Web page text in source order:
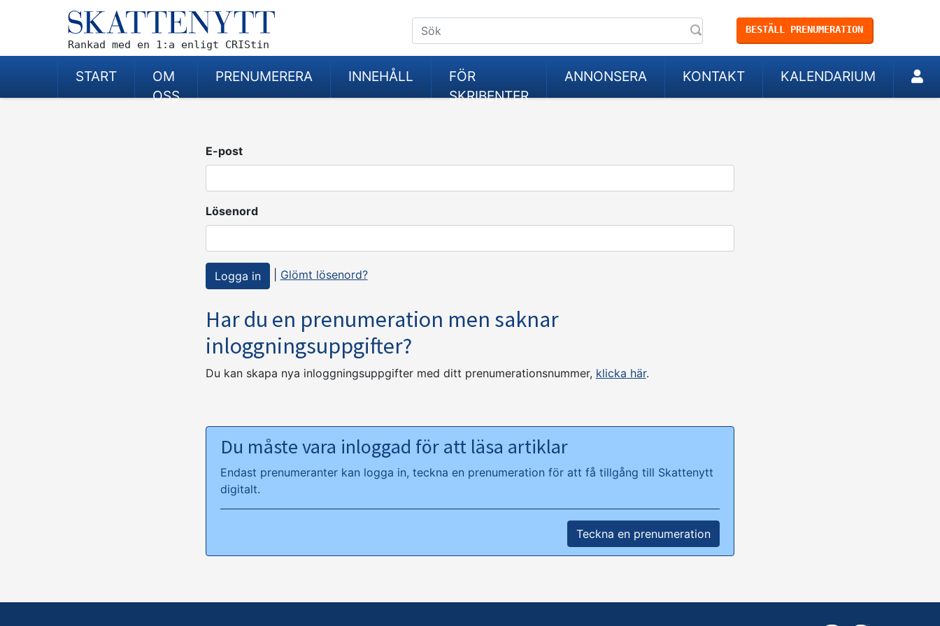
Rankad med en 1:a enligt CRIStin
BESTÄLL PRENUMERATION
START
OM
OSS
PRENUMERERA INNEHÅLL
FÖR
SKRIBENTER
ANNONSERA KONTAKT KALENDARIUM
E-post
Lösenord
Glömt lösenord?
Har du en prenumeration men saknar
inloggningsuppgifter?
Du kan skapa nya inloggningsuppgifter med ditt prenumerationsnummer, klicka här.
Du måste vara inloggad för att läsa artiklar
Endast prenumeranter kan logga in, teckna en prenumeration för att få tillgång till Skattenytt
digitalt.
Teckna en prenumeration